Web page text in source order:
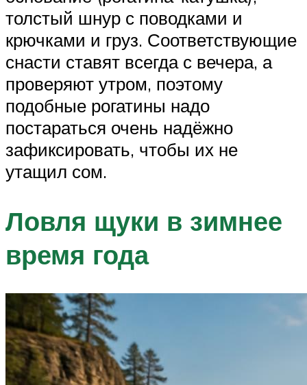
толстый шнур с поводками и
крючками и груз. Соответствующие
снасти ставят всегда с вечера, а
проверяют утром, поэтому
подобные рогатины надо
постараться очень надёжно
зафиксировать, чтобы их не
утащил сом.
Ловля щуки в зимнее
время года